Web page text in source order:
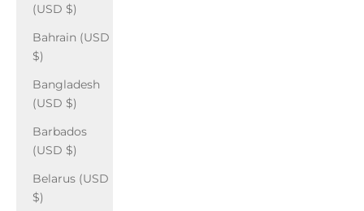
(USD $)
Bahrain (USD
$)
Bangladesh
(USD $)
Barbados
(USD $)
Belarus (USD
$)